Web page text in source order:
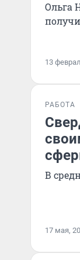
Ольга
13
РАБОТА
В
17 мая,